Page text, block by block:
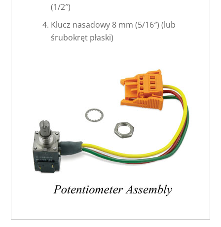
(1/2″)
Klucz nasadowy 8 mm (5/16″) (lub
śrubokręt płaski)